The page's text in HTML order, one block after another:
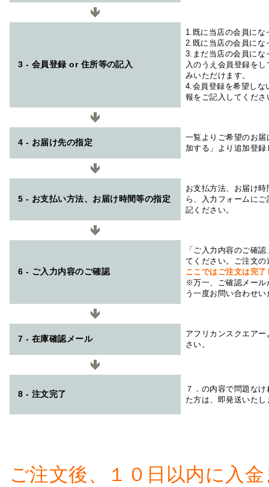
3 - 会員登録 or 住所等の記入
1.既に当店の会員にな
2.既に当店の会員にな
3.まだ当店の会員にな
入のうえ会員登録を
みいただけます。
4.会員登録を希望しな
報をご記入してくださ
4 - お届け先の指定
一覧よりご希望のお
加する」より追加登
5 - お支払い方法、お届け時間等の指定
お支払方法、お届け
ら、入力フォームに
記ください。
6 - ご入力内容のご確認
「ご入力内容のご確
てください。ご注文
ここではご注文は完
※万一、ご確認メール
う一度お問い合わせ
7 - 在庫確認メール
アフリカンスクエアー
さい。
8 - 注文完了
７．の内容で問題な
た方は、即発送いたし
ご注文後、１０日以内に入